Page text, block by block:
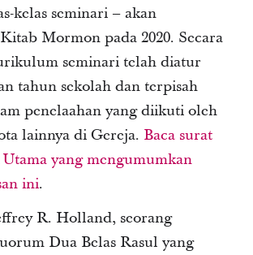
kelas seminari – akan
Mormon pada 2020. Secara
seminari telah diatur
tahun sekolah dan terpisah
penelaahan yang diikuti oleh
lainnya di Gereja. Baca surat
Utama yang mengumumkan
ini.
R. Holland, seorang
Dua Belas Rasul yang